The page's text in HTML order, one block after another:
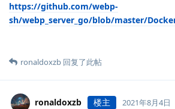
https://github.com/webp-
sh/webp_server_go/blob/master/
ronaldoxzb 回复了此帖
ronaldoxzb 楼主 2021年8月4日